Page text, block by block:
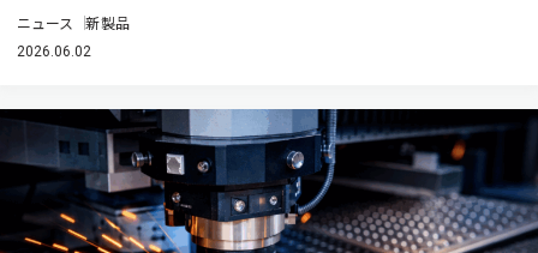
ニュース 新製品
2026.06.02